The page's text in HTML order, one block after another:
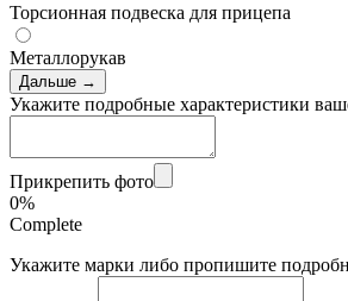
Торсионная подвеска для прицепа
Металлорукав
Дальше →
Укажите подробные характеристики
Прикрепить фото
0%
Complete
Укажите марки либо пропишите